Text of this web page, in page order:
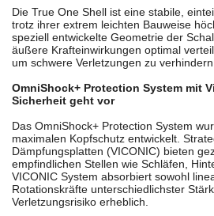
Die True One Shell ist eine stabile,
trotz ihrer extrem leichten Bauweise
speziell entwickelte Geometrie der
äußere Krafteinwirkungen optimal
um schwere Verletzungen zu
OmniShock+ Protection System mit
Sicherheit geht vor
Das OmniShock+ Protection System
maximalen Kopfschutz entwickelt.
Dämpfungsplatten (VICONIC) bieten
empfindlichen Stellen wie Schläfen,
VICONIC System absorbiert sowohl
Rotationskräfte unterschiedlichster
Verletzungsrisiko erheblich.